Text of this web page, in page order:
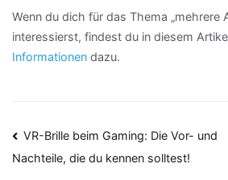
Wenn du dich für das Thema „mehrere
interessierst, findest du in diesem
Informationen dazu.
VR-Brille beim Gaming: Die Vor- und
Nachteile, die du kennen solltest!